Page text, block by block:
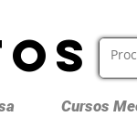
Cursos